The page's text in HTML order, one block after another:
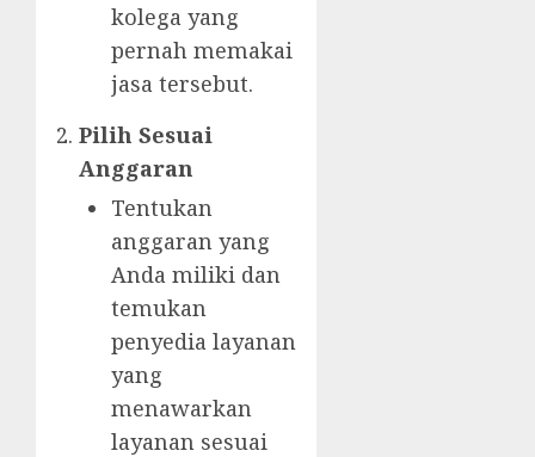
kolega yang
pernah memakai
jasa tersebut.
Pilih Sesuai
Anggaran
Tentukan
anggaran yang
Anda miliki dan
temukan
penyedia layanan
yang
menawarkan
layanan sesuai